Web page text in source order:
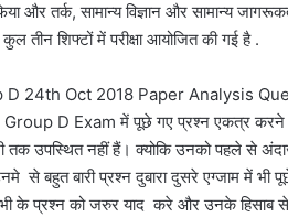
और तर्क, सामान्य विज्ञान और सामान्य
तीन शिफ्टों में परीक्षा आयोजित की गई है .
D 24th Oct 2018 Paper Analysis
D Exam में पूछे गए प्रश्न एकत्र करने का
तक उपस्थित नहीं हैं। क्योकि उनको पहले से
से बहुत बारी प्रश्न दुबारा दुसरे एग्जाम में
के प्रश्न को जरुर याद करे और उनके हिसाब से